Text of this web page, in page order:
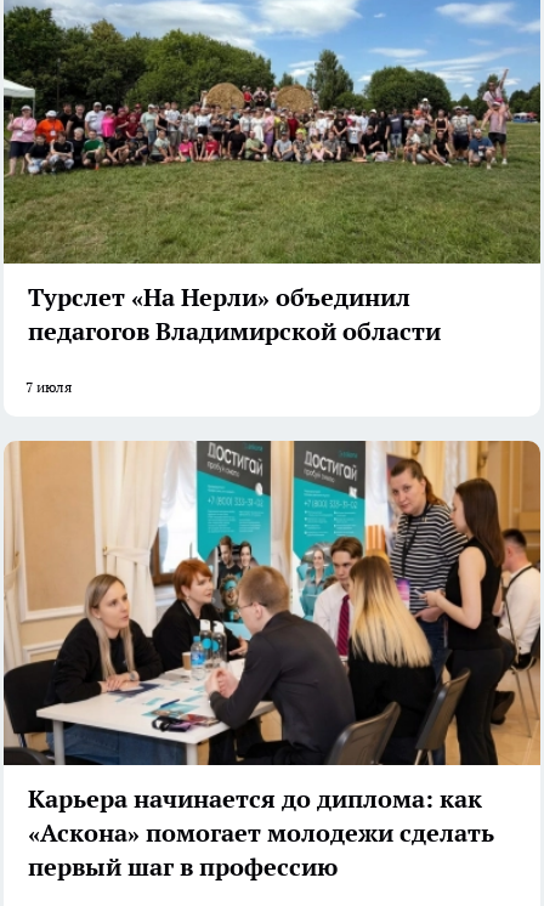
Турслет «На Нерли» объединил
педагогов Владимирской области
7 июля
Карьера начинается до диплома: как
«Аскона» помогает молодежи сделать
первый шаг в профессию